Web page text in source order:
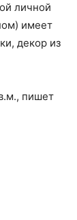
личной
имеет
декор из
пишет